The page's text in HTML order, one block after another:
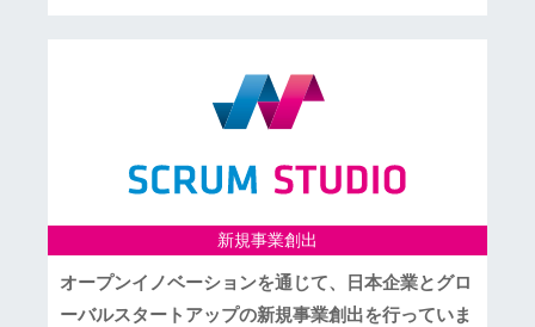
新規事業創出
オープンイノベーションを通じて、日本企業とグロ
ーバルスタートアップの新規事業創出を行っていま